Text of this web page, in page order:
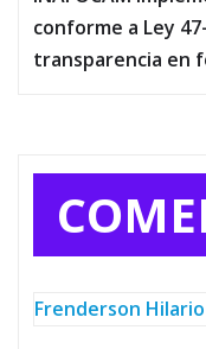
conforme a Ley
transparencia en
Frenderson Hilario